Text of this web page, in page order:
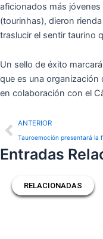
aficionados más
(tourinhas), dieron
traslucir el sentir taurino
Un sello de éxito
que es una organización
en colaboración con el
Prev
ANTERIOR
Entradas
RELACIONADAS